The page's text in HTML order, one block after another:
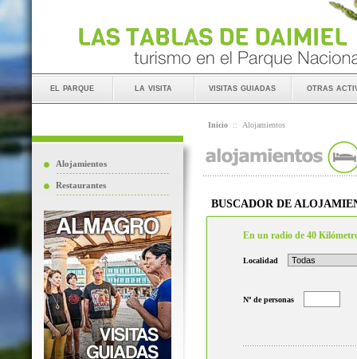
el parque la visita visitas guiadas otras
Alojamientos
Restaurantes
Inicio :: Alojamientos
BUSCADOR DE
En un radio de 40
Localidad
Nº de personas